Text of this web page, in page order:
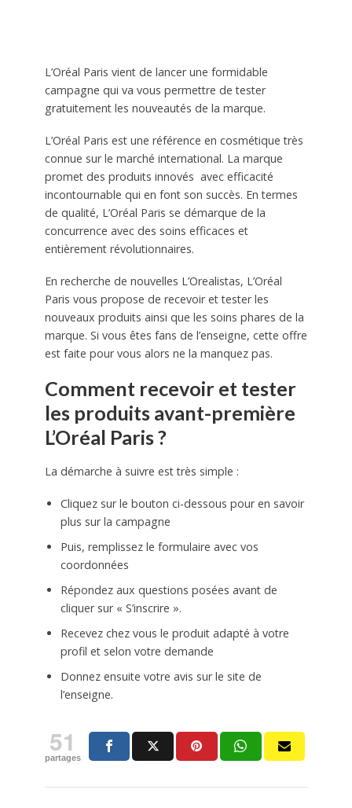
L’Oréal Paris vient de lancer une formidable
campagne qui va vous permettre de tester
gratuitement les nouveautés de la marque.
L’Oréal Paris est une référence en cosmétique très
connue sur le marché international. La marque
promet des produits innovés avec efficacité
incontournable qui en font son succès. En termes
de qualité, L’Oréal Paris se démarque de la
concurrence avec des soins efficaces et
entièrement révolutionnaires.
En recherche de nouvelles L’Orealistas, L’Oréal
Paris vous propose de recevoir et tester les
nouveaux produits ainsi que les soins phares de la
marque. Si vous êtes fans de l’enseigne, cette offre
est faite pour vous alors ne la manquez pas.
Comment recevoir et tester
les produits avant-première
L’Oréal Paris ?
La démarche à suivre est très simple :
Cliquez sur le bouton ci-dessous pour en savoir
plus sur la campagne
Puis, remplissez le formulaire avec vos
coordonnées
Répondez aux questions posées avant de
cliquer sur « S’inscrire ».
Recevez chez vous le produit adapté à votre
profil et selon votre demande
Donnez ensuite votre avis sur le site de
l’enseigne.
51
partages